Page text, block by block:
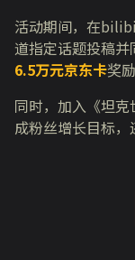
活动期间，在
道指定话题投稿
6.5万元京东卡奖励
同时，加入《坦
成粉丝增长目标，